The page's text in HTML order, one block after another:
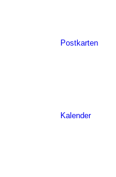
Postkarten
Kalender